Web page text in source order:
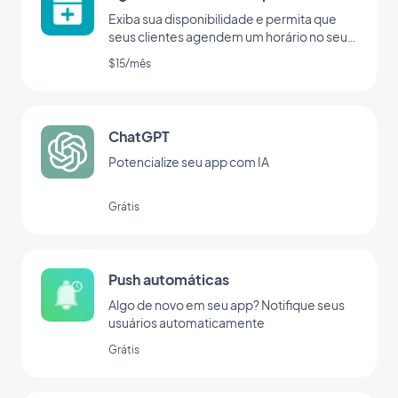
Exiba sua disponibilidade e permita que
seus clientes agendem um horário no seu
app
$15/mês
ChatGPT
Potencialize seu app com IA
Grátis
Push automáticas
Algo de novo em seu app? Notifique seus
usuários automaticamente
Grátis